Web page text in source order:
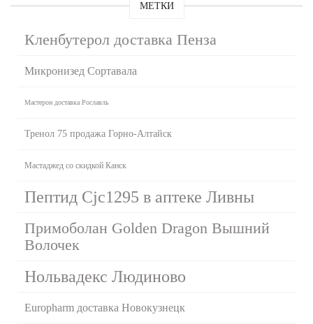
МЕТКИ
Кленбутерол доставка Пенза
Микронизед Сортавала
Мастерон доставка Рославль
Тренол 75 продажа Горно-Алтайск
Мастаджед со скидкой Канск
Пептид Cjc1295 в аптеке Ливны
Примоболан Golden Dragon Вышний
Волочек
Нольвадекс Людиново
Europharm доставка Новокузнецк